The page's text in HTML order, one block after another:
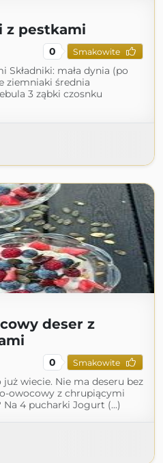
z pestkami
0 Smakowite
mała dynia (po
ziemniaki średnia
3 ząbki czosnku
deser z
0 Smakowite
wiecie. Nie ma deseru bez
owocowy z chrupiącymi
4 pucharki Jogurt (...)